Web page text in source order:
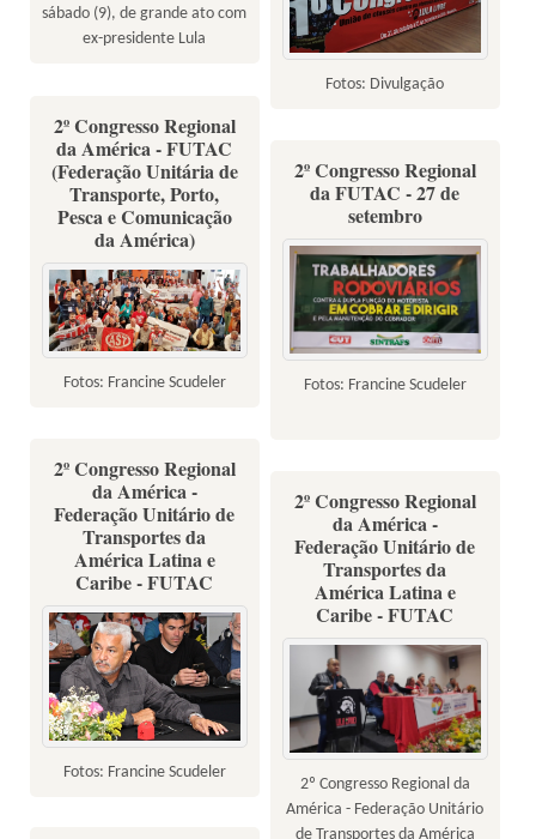
sábado (9), de grande ato com
ex-presidente Lula
Fotos: Divulgação
2º Congresso Regional
da América - FUTAC
(Federação Unitária de
Transporte, Porto,
Pesca e Comunicação
da América)
Fotos: Francine Scudeler
2º Congresso Regional
da FUTAC - 27 de
setembro
Fotos: Francine Scudeler
2º Congresso Regional
da América -
Federação Unitário de
Transportes da
América Latina e
Caribe - FUTAC
Fotos: Francine Scudeler
2º Congresso Regional
da América -
Federação Unitário de
Transportes da
América Latina e
Caribe - FUTAC
2º Congresso Regional da
América - Federação Unitário
de Transportes da América